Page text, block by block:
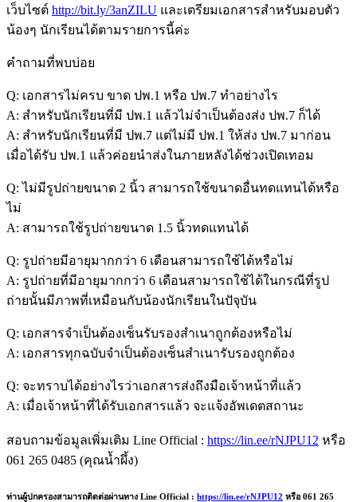
เว็บไซต์ http://bit.ly/3anZILU และเตรียมเอกสารสำหรับมอบตัว
น้องๆ นักเรียนได้ตามรายการนี้ค่ะ
คำถามที่พบบ่อย
Q: เอกสารไม่ครบ ขาด ปพ.1 หรือ ปพ.7 ทำอย่างไร
A: สำหรับนักเรียนที่มี ปพ.1 แล้วไม่จำเป็นต้องส่ง ปพ.7 ก็ได้
A: สำหรับนักเรียนที่มี ปพ.7 แต่ไม่มี ปพ.1 ให้ส่ง ปพ.7 มาก่อน
เมื่อได้รับ ปพ.1 แล้วค่อยนำส่งในภายหลังได้ช่วงเปิดเทอม
Q: ไม่มีรูปถ่ายขนาด 2 นิ้ว สามารถใช้ขนาดอื่นทดแทนได้หรือ
ไม่
A: สามารถใช้รูปถ่ายขนาด 1.5 นิ้วทดแทนได้
Q: รูปถ่ายมีอายุมากกว่า 6 เดือนสามารถใช้ได้หรือไม่
A: รูปถ่ายที่มีอายุมากกว่า 6 เดือนสามารถใช้ได้ในกรณีที่รูป
ถ่ายนั้นมีภาพที่เหมือนกับน้องนักเรียนในปัจุบัน
Q: เอกสารจำเป็นต้องเซ็นรับรองสำเนาถูกต้องหรือไม่
A: เอกสารทุกฉบับจำเป็นต้องเซ็นสำเนารับรองถูกต้อง
Q: จะทราบได้อย่างไรว่าเอกสารส่งถึงมือเจ้าหน้าที่แล้ว
A: เมื่อเจ้าหน้าที่ได้รับเอกสารแล้ว จะแจ้งอัพเดตสถานะ
สอบถามข้อมูลเพิ่มเติม Line Official : https://lin.ee/rNJPU12 หรือ
061 265 0485 (คุณน้ำผึ้ง)
ท่านผู้ปกครองสามารถติดต่อผ่านทาง Line Official : https://lin.ee/rNJPU12 หรือ 061 265